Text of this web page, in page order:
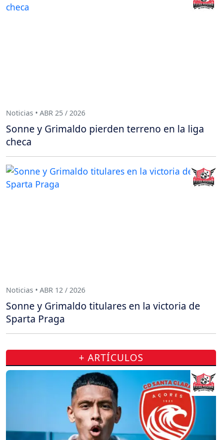
Noticias • ABR 25 / 2026
Sonne y Grimaldo pierden terreno en la liga
checa
Noticias • ABR 12 / 2026
Sonne y Grimaldo titulares en la victoria de
Sparta Praga
+ ARTÍCULOS